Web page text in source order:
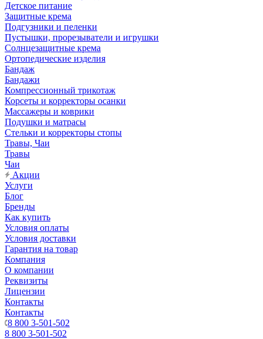
Детское питание
Защитные крема
Подгузники и пеленки
Пустышки, прорезыватели и игрушки
Солнцезащитные крема
Ортопедические изделия
Бандаж
Бандажи
Компрессионный трикотаж
Корсеты и корректоры осанки
Массажеры и коврики
Подушки и матрасы
Стельки и корректоры стопы
Травы, Чаи
Травы
Чаи
Акции
Услуги
Блог
Бренды
Как купить
Условия оплаты
Условия доставки
Гарантия на товар
Компания
О компании
Реквизиты
Лицензии
Контакты
Контакты
8 800 3-501-502
8 800 3-501-502